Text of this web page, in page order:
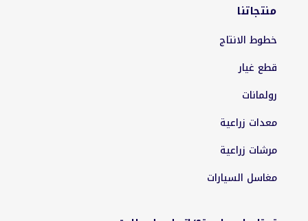
منتجاتنا
خطوط الانتاج
قطع غيار
رولمانات
معدات زراعية
مرشات زراعية
مغاسل السيارات